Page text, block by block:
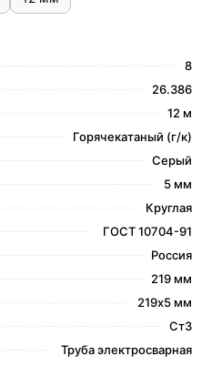
8
26.386
12 м
Горячекатаный (г/к)
Серый
5 мм
Круглая
ГОСТ 10704-91
Россия
219 мм
219х5 мм
Ст3
Труба электросварная